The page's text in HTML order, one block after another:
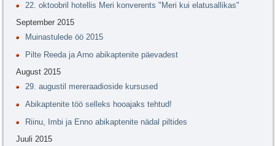
22. oktoobril hotellis Meri konverents "Meri kui elatusallikas"
September 2015
Muinastulede öö 2015
Pilte Reeda ja Arno abikaptenite päevadest
August 2015
29. augustil mereraadioside kursused
Abikaptenite töö selleks hooajaks tehtud!
Riinu, Imbi ja Enno abikaptenite nädal piltides
Juuli 2015